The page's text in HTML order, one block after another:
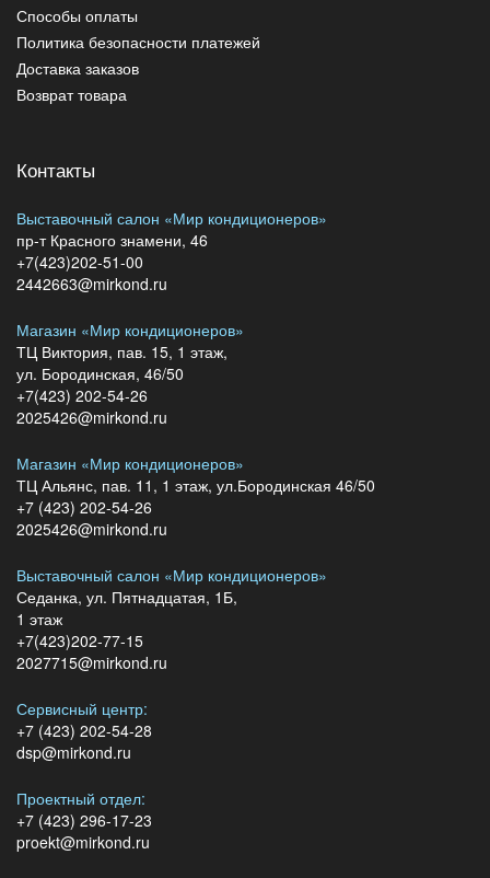
Способы оплаты
Политика безопасности платежей
Доставка заказов
Возврат товара
Контакты
Выставочный салон «Мир кондиционеров»
пр-т Красного знамени, 46
+7(423)202-51-00
2442663@mirkond.ru
Магазин «Мир кондиционеров»
ТЦ Виктория, пав. 15, 1 этаж,
ул. Бородинская, 46/50
+7(423) 202-54-26
2025426@mirkond.ru
Магазин «Мир кондиционеров»
ТЦ Альянс, пав. 11, 1 этаж, ул.Бородинская 46/50
+7 (423) 202-54-26
2025426@mirkond.ru
Выставочный салон «Мир кондиционеров»
Седанка, ул. Пятнадцатая, 1Б,
1 этаж
+7(423)202-77-15
2027715@mirkond.ru
Сервисный центр:
+7 (423) 202-54-28
dsp@mirkond.ru
Проектный отдел:
+7 (423) 296-17-23
proekt@mirkond.ru